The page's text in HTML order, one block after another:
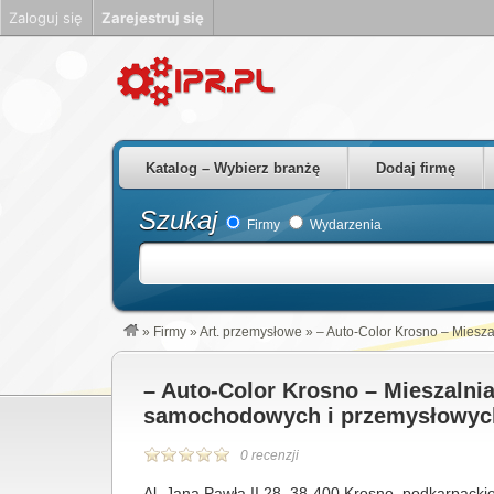
Katalog – Wybierz branżę Dodaj firmę
Szukaj Firmy Wydarzenia
» Firmy » Art. przemysłowe » – Auto-Color Krosno –
– Auto-Color Krosno –
samochodowych i
0 recenzji
Zaloguj się Zarejestruj się